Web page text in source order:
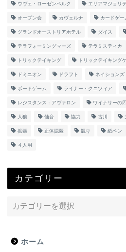
ウヴェ・ローゼンベルク エリアマジョリ
オープン会 カヴェルナ カードゲー
グランドオーストリアホテル ダイス
テラフォーミングマーズ テラミスティカ
トリックテイキング トリックテイキング
ドミニオン ドラフト ネイションズ
ボードゲーム ライナー・クニツィア
レジスタンス：アヴァロン ワイナリーの
人狼 仙台 協力 古川
拡張 正体隠匿 競り 紙ペン
４人用
カテゴリー
ホーム